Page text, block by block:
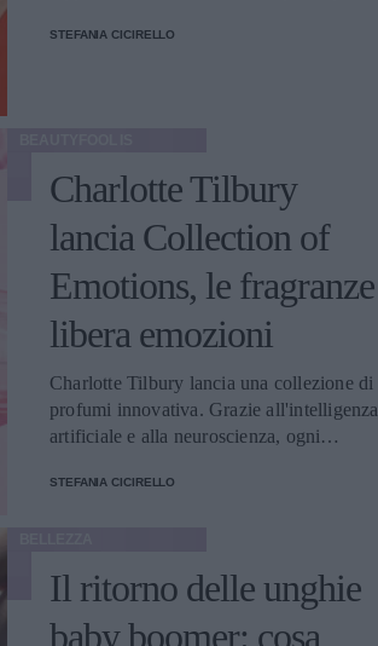
STEFANIA CICIRELLO
Charlotte Tilbury
lancia Collection of
Emotions, le fragranze
libera emozioni
Charlotte Tilbury lancia una collezione di
profumi innovativa. Grazie all'intelligenza
artificiale e alla neuroscienza, ogni
armonizzare le emozioni
STEFANIA CICIRELLO
Il ritorno delle unghie
baby boomer: cosa